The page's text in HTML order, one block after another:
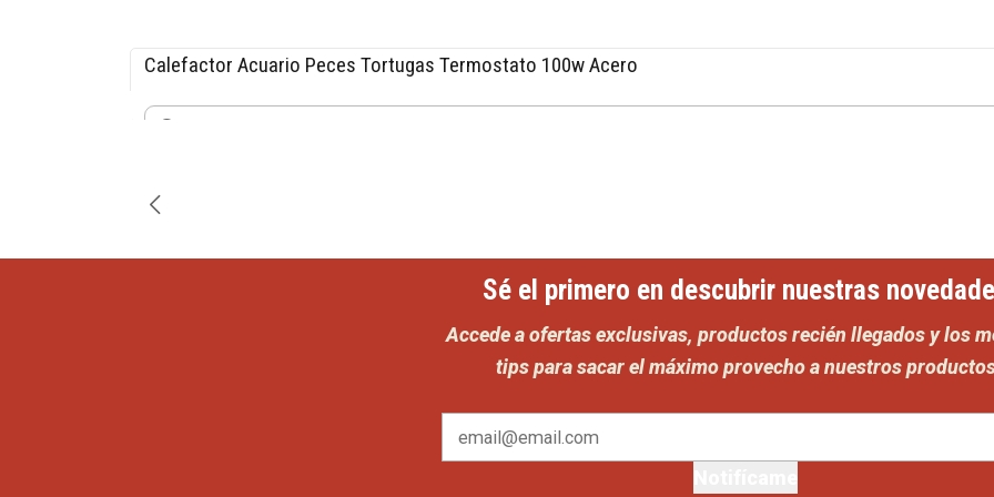
-15% OFF
Calefactor Acuario Peces Tortugas Termostato 100w Acero
$12.740$14.990
Sé el primero en descubrir nuestras
Accede a ofertas exclusivas, productos recién llegados y los
tips para sacar el máximo provecho a nuestros